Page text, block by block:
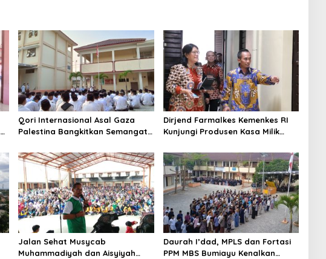
Qori Internasional Asal Gaza
Palestina Bangkitkan Semangat
MBS Bumiayu
Dirjend Farmalkes Kemenkes RI
Kunjungi Produsen Kasa Milik
Pekalongan
Jalan Sehat Musycab
Muhammadiyah dan Aisyiyah
Daurah I’dad, MPLS dan Fortasi
PPM MBS Bumiayu Kenalkan